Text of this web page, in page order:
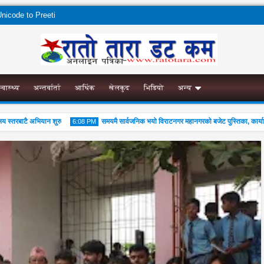
to Preeti
अन्तर्वार्ता आर्थिक खेलकुद भिडियो अन्य
अभियान शुरु 6:08 PM
04
समयमै सार्वजनिक भयो विराटनगर महानगरको बजेट पुस्तिका,